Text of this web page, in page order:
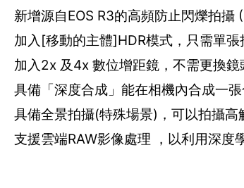
新增源自EOS R3的高頻防止閃爍拍
加入[移動的主體]HDR模式，只需單
加入2x 及4x 數位增距鏡，不需更換
具備「深度合成」能在相機內合成一
具備全景拍攝(特殊場景)，可以拍攝
支援雲端RAW影像處理 ，以利用深度